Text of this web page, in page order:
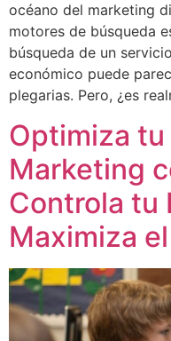
océano del marketing
motores de búsqueda
búsqueda de un
económico puede
plegarias. Pero, ¿es
Optimiza
Marketing
Controla tu
Maximiza el